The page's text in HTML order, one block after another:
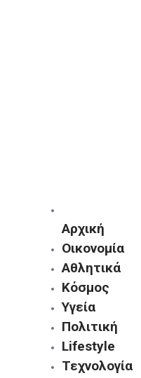
Αρχική
Οικονομία
Αθλητικά
Κόσμος
Υγεία
Πολιτική
Lifestyle
Τεχνολογία